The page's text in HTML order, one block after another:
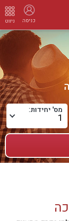
כניסה ניווט
מס' יחידות: